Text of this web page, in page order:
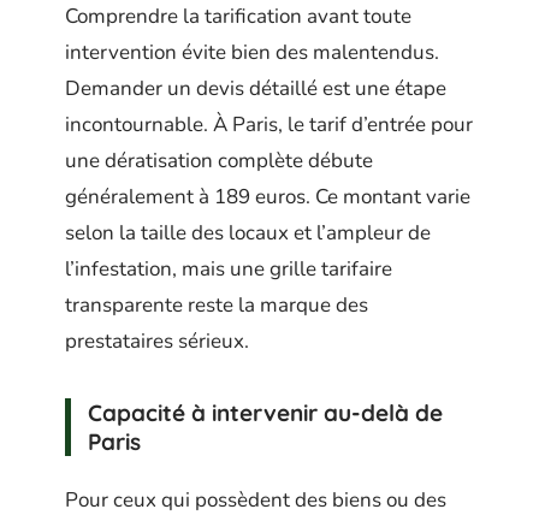
Comprendre la tarification avant toute
intervention évite bien des malentendus.
Demander un devis détaillé est une étape
incontournable. À Paris, le tarif d’entrée pour
une dératisation complète débute
généralement à 189 euros. Ce montant varie
selon la taille des locaux et l’ampleur de
l’infestation, mais une grille tarifaire
transparente reste la marque des
prestataires sérieux.
Capacité à intervenir au-delà de
Paris
Pour ceux qui possèdent des biens ou des